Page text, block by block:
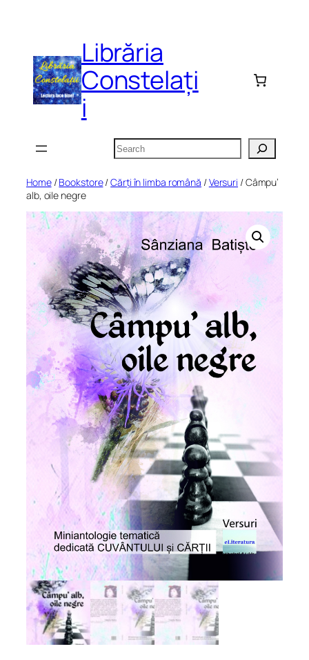
Librăria
Constelați
i
Search
Home/Bookstore/Cărți în limba română /Versuri / Câmpu’
alb, oile negre